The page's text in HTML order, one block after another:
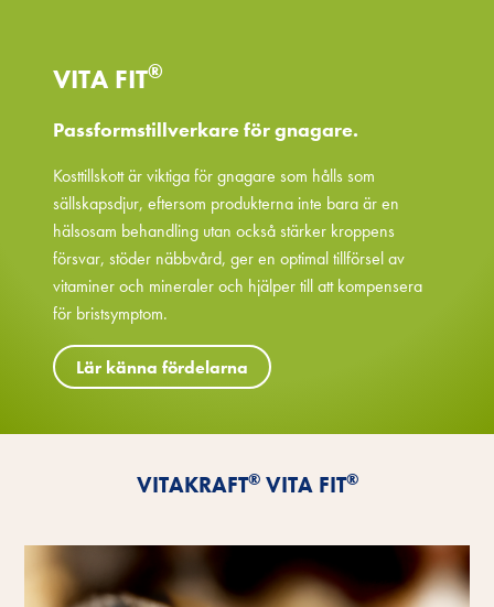
VITA FIT®
Passformstillverkare för gnagare.
Kosttillskott är viktiga för gnagare som hålls som
sällskapsdjur, eftersom produkterna inte bara är en
hälsosam behandling utan också stärker kroppens
försvar, stöder näbbvård, ger en optimal tillförsel av
vitaminer och mineraler och hjälper till att kompensera
för bristsymptom.
Lär känna fördelarna
VITAKRAFT®VITA FIT®